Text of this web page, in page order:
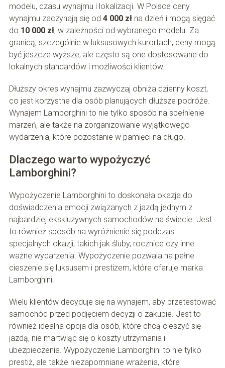
modelu, czasu wynajmu i lokalizacji. W Polsce ceny
wynajmu zaczynają się od 4 000 złna dzień i mogą sięgać
do 10 000 zł, w zależności od wybranego modelu. Za
granicą, szczególnie w luksusowych kurortach, ceny mogą
być jeszcze wyższe, ale często są one dostosowane do
lokalnych standardów i możliwości klientów.
Dłuższy okres wynajmu zazwyczaj obniża dzienny koszt,
co jest korzystne dla osób planujących dłuższe podróże.
Wynajem Lamborghini to nie tylko sposób na spełnienie
marzeń, ale także na zorganizowanie wyjątkowego
wydarzenia, które pozostanie w pamięci na długo.
Dlaczego warto wypożyczyć
Lamborghini?
Wypożyczenie Lamborghini to doskonała okazja do
doświadczenia emocji związanych z jazdą jednym z
najbardziej ekskluzywnych samochodów na świecie. Jest
to również sposób na wyróżnienie się podczas
specjalnych okazji, takich jak śluby, rocznice czy inne
ważne wydarzenia. Wypożyczenie pozwala na pełne
cieszenie się luksusem i prestiżem, które oferuje marka
Lamborghini.
Wielu klientów decyduje się na wynajem, aby przetestować
samochód przed podjęciem decyzji o zakupie. Jest to
również idealna opcja dla osób, które chcą cieszyć się
jazdą, nie martwiąc się o koszty utrzymania i
ubezpieczenia. Wypożyczenie Lamborghini to nie tylko
prestiż, ale także niezapomniane wrażenia, które